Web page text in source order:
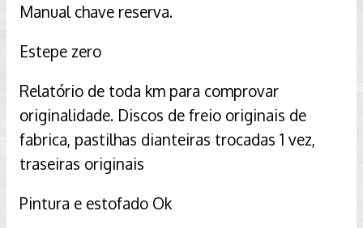
Manual chave reserva.
Estepe zero
Relatório de toda km para comprovar
originalidade. Discos de freio originais de
fabrica, pastilhas dianteiras trocadas 1 vez,
traseiras originais
Pintura e estofado Ok